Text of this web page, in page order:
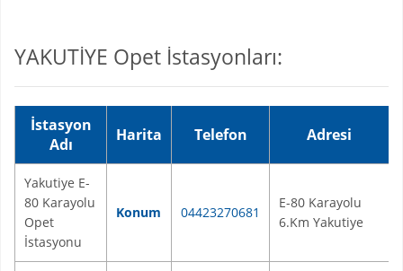
YAKUTİYE Opet İstasyonları:
İstasyon
Adı
Harita Telefon Adresi
Yakutiye E-
80 Karayolu
Opet
İstasyonu
Konum 04423270681
E-80 Karayolu
6.Km Yakutiye